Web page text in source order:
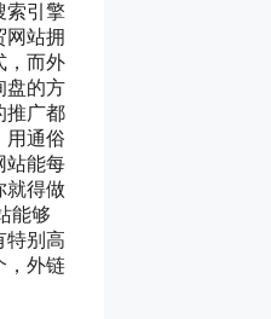
索引擎
网站拥
，而外
盘的方
推广都
用通俗
站能每
就得做
能够
特别高
，外链